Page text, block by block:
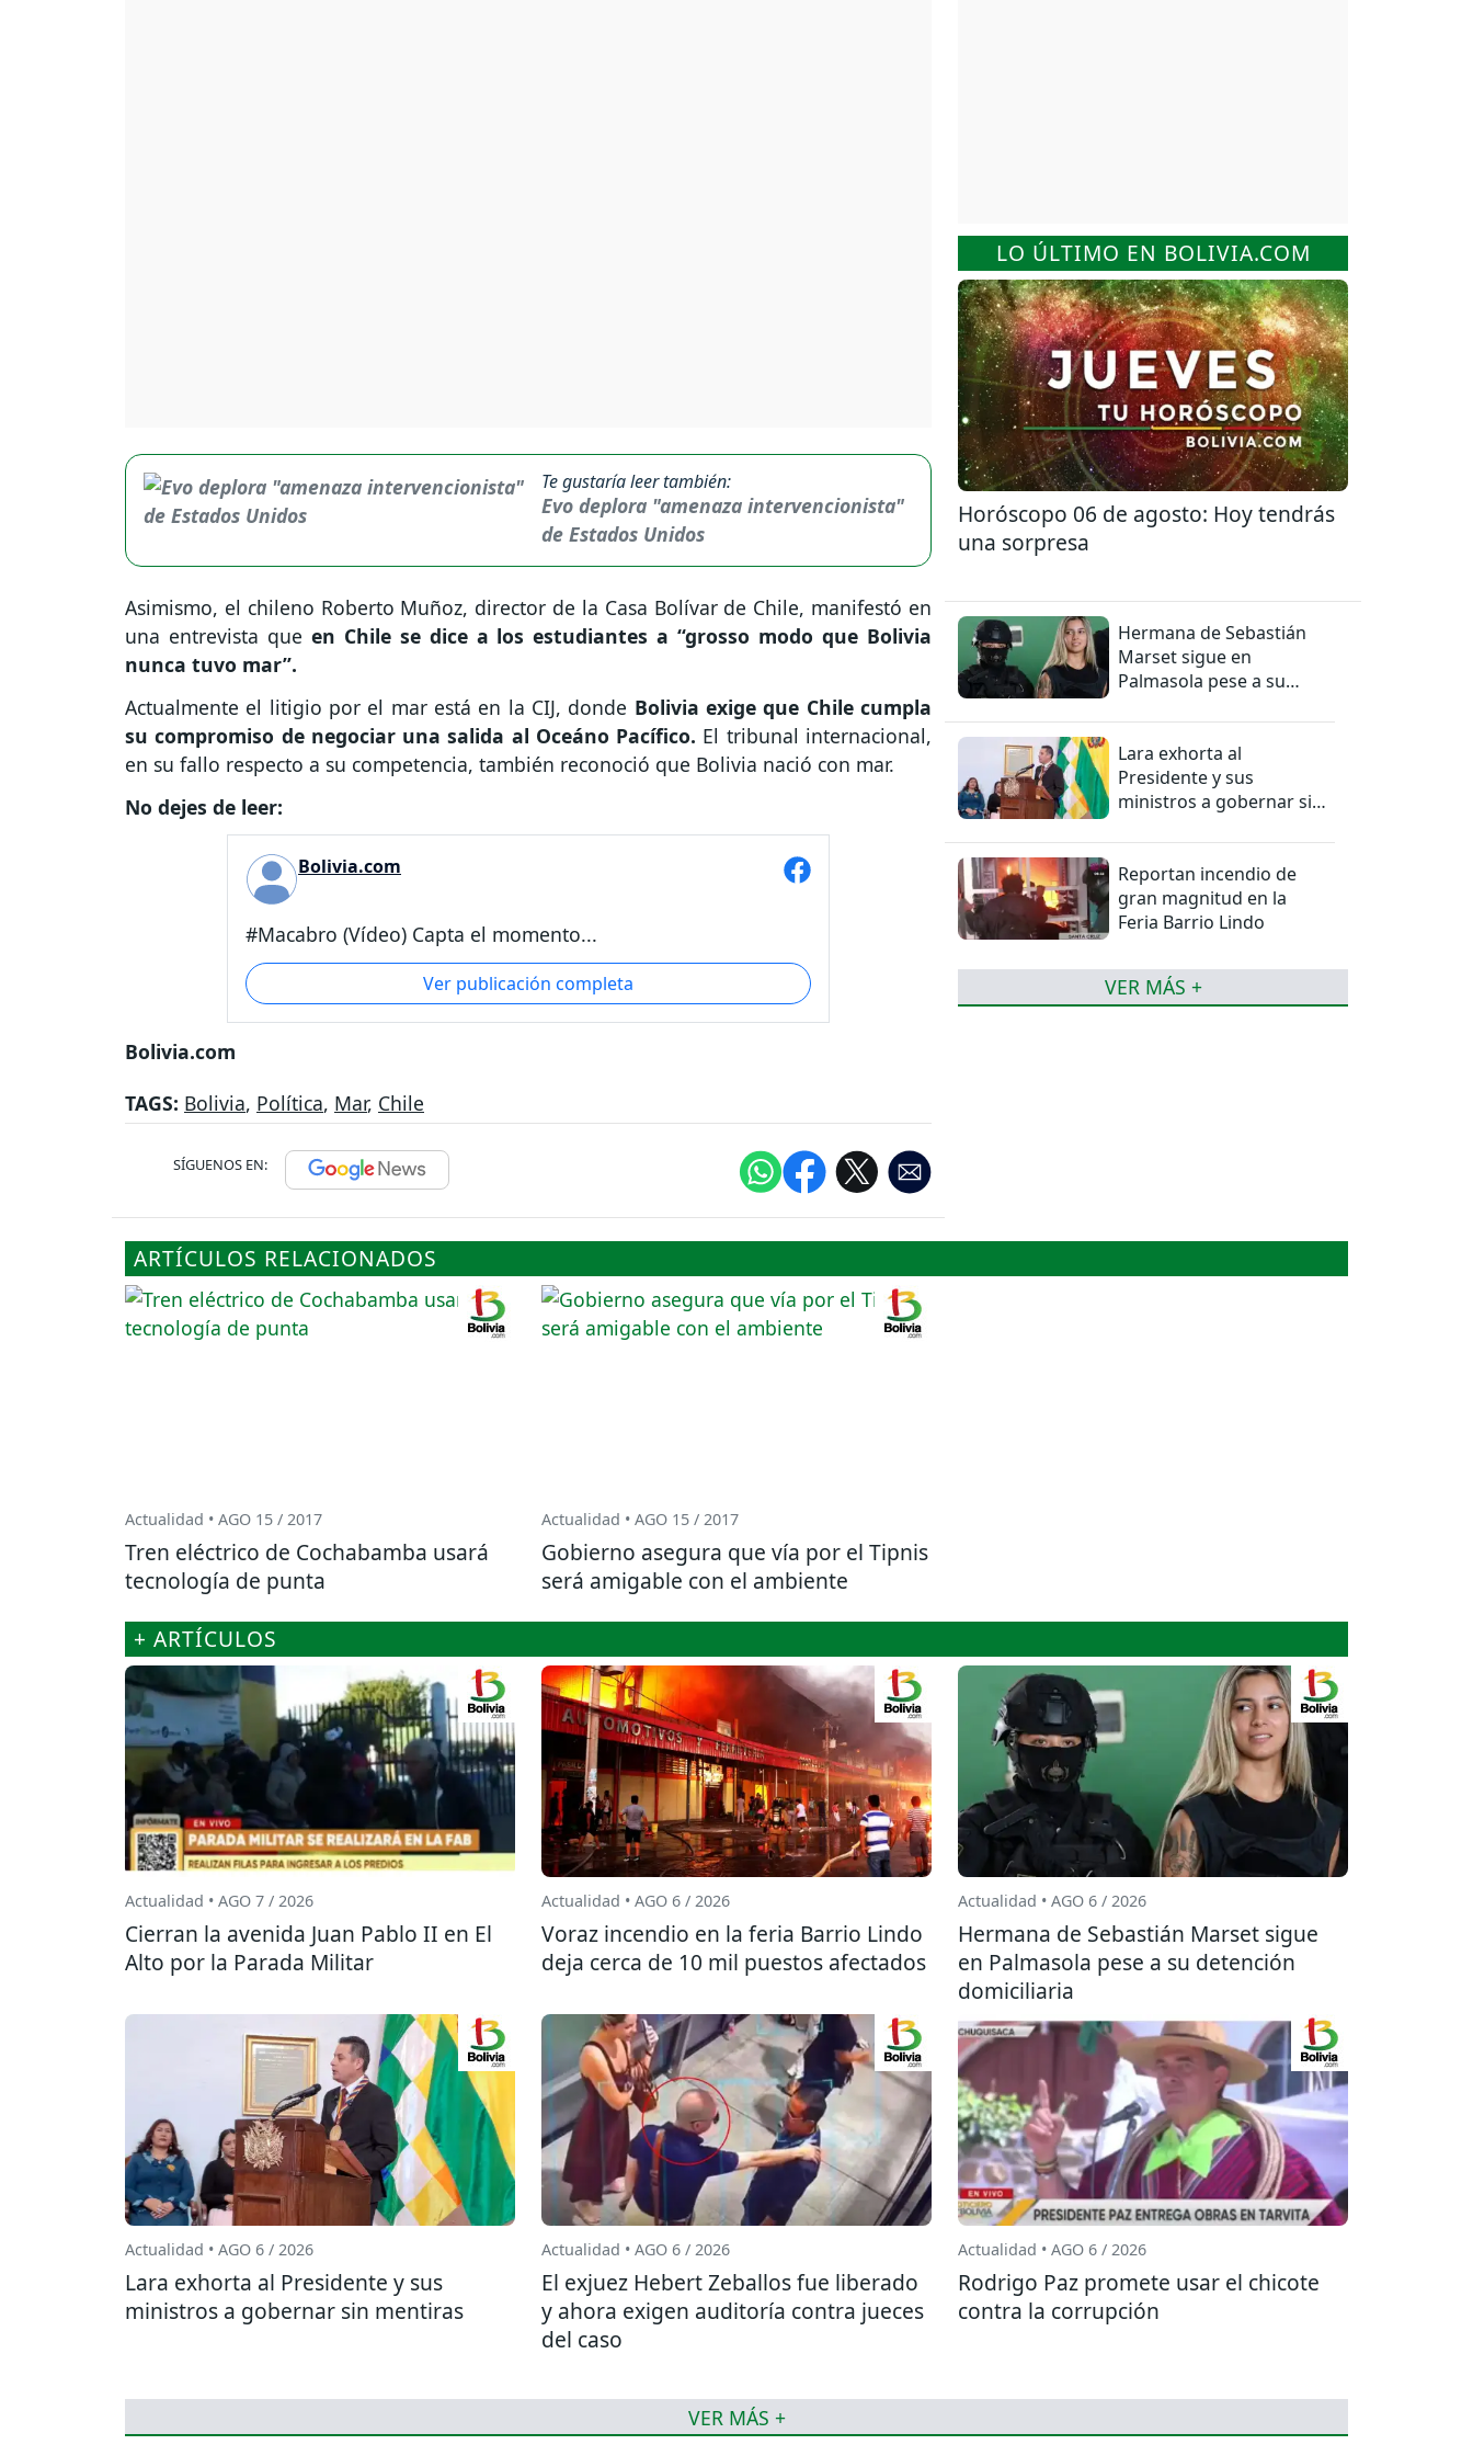
Te gustaría leer también:
Evo deplora "amenaza intervencionista"
de Estados Unidos
Asimismo, el chileno Roberto Muñoz, director de la Casa Bolívar de Chile, manifestó en
una entrevista que en Chile se dice a los estudiantes a “grosso modo que Bolivia
nunca tuvo mar”.
Actualmente el litigio por el mar está en la CIJ, donde Bolivia exige que Chile cumpla
su compromiso de negociar una salida al Oceáno Pacífico. El tribunal internacional,
en su fallo respecto a su competencia, también reconoció que Bolivia nació con mar.
No dejes de leer:
Bolivia.com
#Macabro (Vídeo) Capta el momento...
Ver publicación completa
Bolivia.com
TAGS: Bolivia, Política, Mar, Chile
SÍGUENOS EN:
LO ÚLTIMO EN BOLIVIA.COM
Horóscopo 06 de agosto: Hoy tendrás
una sorpresa
Hermana de Sebastián
Marset sigue en
Palmasola pese a su
Lara exhorta al
Presidente y sus
ministros a gobernar sin
Reportan incendio de
gran magnitud en la
Feria Barrio Lindo
VER MÁS +
ARTÍCULOS RELACIONADOS
Actualidad • AGO 15 / 2017
Tren eléctrico de Cochabamba usará
tecnología de punta
Actualidad • AGO 15 / 2017
Gobierno asegura que vía por el Tipnis
será amigable con el ambiente
+ ARTÍCULOS
Actualidad • AGO 7 / 2026
Cierran la avenida Juan Pablo II en El
Alto por la Parada Militar
Actualidad • AGO 6 / 2026
Voraz incendio en la feria Barrio Lindo
deja cerca de 10 mil puestos afectados
Actualidad • AGO 6 / 2026
Hermana de Sebastián Marset sigue
en Palmasola pese a su detención
domiciliaria
Actualidad • AGO 6 / 2026
Lara exhorta al Presidente y sus
ministros a gobernar sin mentiras
Actualidad • AGO 6 / 2026
El exjuez Hebert Zeballos fue liberado
y ahora exigen auditoría contra jueces
del caso
Actualidad • AGO 6 / 2026
Rodrigo Paz promete usar el chicote
contra la corrupción
VER MÁS +